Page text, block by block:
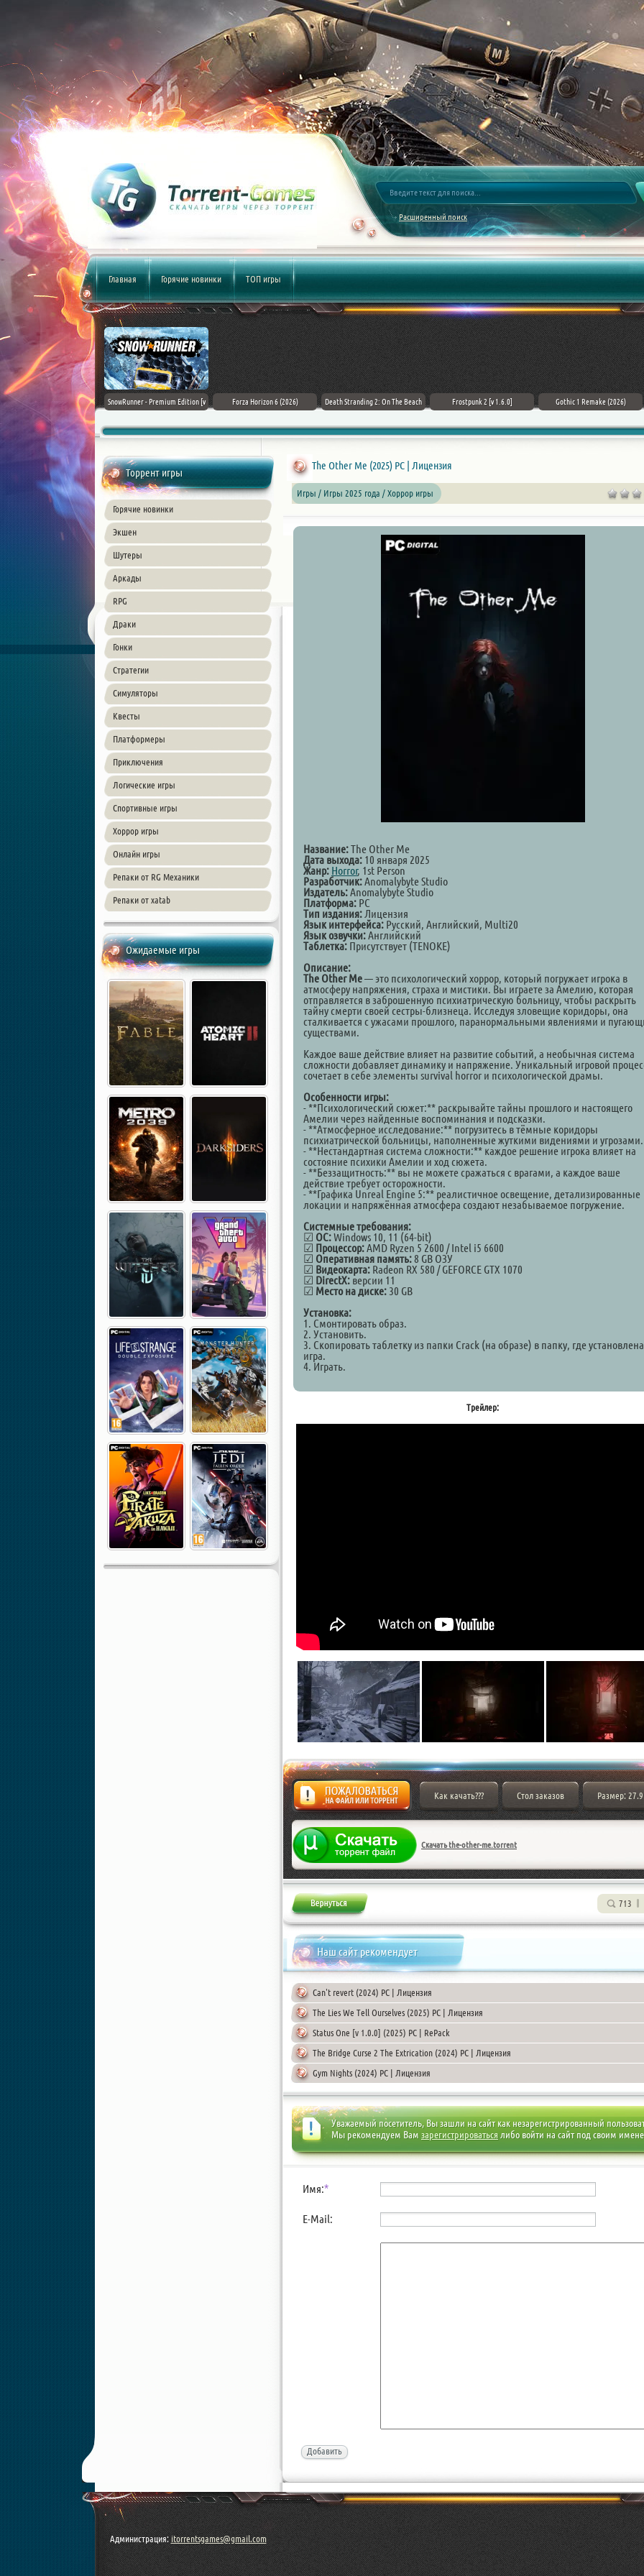
Расширенный поиск
Главная Горячие новинки ТОП игры
Assassin's Creed Black Flag
Resynced (2026) PC
SnowRunner - Premium Edition [v
Forza Horizon 6 (2026) Death Stranding 2: On The Beach Frostpunk 2 [v 1.6.0] Gothic 1 Remake (2026)
Торрент игры
Горячие новинки
Экшен
Шутеры
Аркады
RPG
Драки
Гонки
Стратегии
Симуляторы
Квесты
Платформеры
Приключения
Логические игры
Спортивные игры
Хоррор игры
Онлайн игры
Репаки от RG Механики
Репаки от xatab
Ожидаемые игры
The Other Me (2025) PC | Лицензия
Игры / Игры 2025 года / Хоррор игры
Название:The Other Me
Дата выхода: 10 января 2025
Жанр: Horror, 1st Person
Разработчик:Anomalybyte Studio
Издатель:Anomalybyte Studio
Платформа: PC
Тип издания: Лицензия
Язык интерфейса: Русский, Английский, Multi20
Язык озвучки:Английский
Таблетка: Присутствует (TENOKE)
Описание:
The Other Me— это психологический хоррор, который погружает игрока в
атмосферу напряжения, страха и мистики. Вы играете за Амелию, которая
отправляется в заброшенную психиатрическую больницу, чтобы раскрыть
тайну смерти своей сестры-близнеца. Исследуя зловещие коридоры, она
сталкивается с ужасами прошлого, паранормальными явлениями и
существами.
Каждое ваше действие влияет на развитие событий, а необычная система
сложности добавляет динамику и напряжение. Уникальный игровой
сочетает в себе элементы survival horror и психологической драмы.
Особенности игры:
- **Психологический сюжет:** раскрывайте тайны прошлого и настоящего
Амелии через найденные воспоминания и подсказки.
- **Атмосферное исследование:** погрузитесь в тёмные коридоры
психиатрической больницы, наполненные жуткими видениями и угрозами.
- **Нестандартная система сложности:** каждое решение игрока влияет на
состояние психики Амелии и ход сюжета.
- **Беззащитность:** вы не можете сражаться с врагами, а каждое ваше
действие требует осторожности.
- **Графика Unreal Engine 5:** реалистичное освещение, детализированные
локации и напряжённая атмосфера создают незабываемое погружение.
Системные требования:
☑ ОС:Windows 10, 11 (64-bit)
☑ Процессор:AMD Ryzen 5 2600 / Intel i5 6600
☑ Оперативная память:8 GB ОЗУ
☑ Видеокарта: Radeon RX 580 / GEFORCE GTX 1070
☑ DirectX: версии 11
☑ Место на диске: 30 GB
Установка:
1. Смонтировать образ.
2. Установить.
3. Скопировать таблетку из папки Crack (на образе) в папку, где установлена
игра.
4. Играть.
Трейлер:
Жалоба
Как качать??? Стол заказов Размер:
Скачать the-other-me.torrent
713
Наш сайт рекомендует
Can't revert (2024) PC | Лицензия
The Lies We Tell Ourselves (2025) PC | Лицензия
Status One [v 1.0.0] (2025) PC | RePack
The Bridge Curse 2 The Extrication (2024) PC | Лицензия
Gym Nights (2024) PC | Лицензия
Уважаемый посетитель, Вы зашли на сайт как незарегистрированный
Мы рекомендуем Вам зарегистрироватьсялибо войти на сайт под своим
Имя:*
E-Mail:
Добавить
Администрация:itorrentsgames@gmail.com